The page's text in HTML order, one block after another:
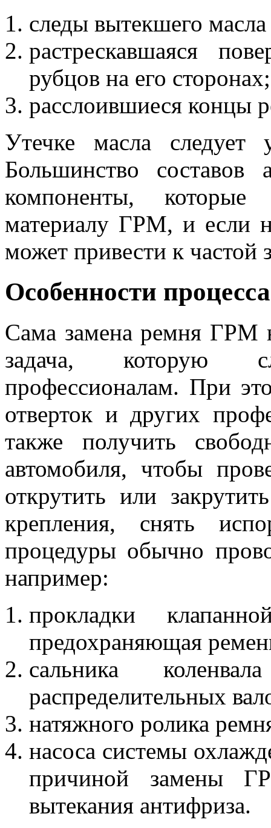
следы вытекшего
растрескавшаяся
рубцов на его сторонах;
расслоившиеся концы
Утечке масла следует
Большинство составов
компоненты, которые
материалу ГРМ, и если
может привести к частой
Особенности процесса
Сама замена ремня ГРМ
задача, которую
профессионалам. При
отверток и других
также получить
автомобиля, чтобы
открутить или
крепления, снять
процедуры обычно
например:
прокладки
предохраняющая
сальника
распределительных
натяжного ролика
насоса системы
причиной замены
вытекания антифриза.